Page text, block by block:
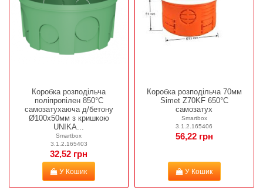
Коробка розподільча
поліпропілен 850°С
самозатухаюча д/бетону
Ø100x50мм з кришкою
UNIKA...
Smartbox
3.1.2.165403
32,52 грн
У Кошик
Коробка розподільча 70мм
Simet Z70KF 650°С
самозатух
Smartbox
3.1.2.165406
56,22 грн
У Кошик